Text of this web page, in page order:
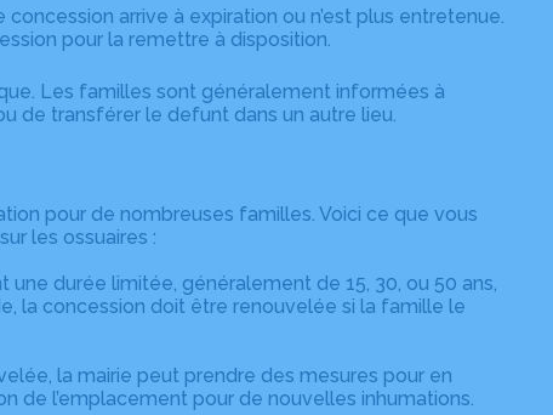
arrive à expiration ou n’est plus entretenue.
pour la remettre à disposition.
Les familles sont généralement informées à
de transférer le defunt dans un autre lieu.
pour de nombreuses familles. Voici ce que vous
les ossuaires :
durée limitée, généralement de 15, 30, ou 50 ans,
la concession doit être renouvelée si la famille le
la mairie peut prendre des mesures pour en
de l’emplacement pour de nouvelles inhumations.